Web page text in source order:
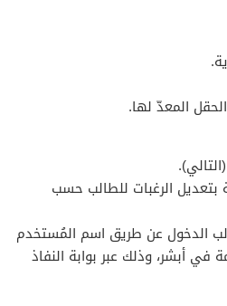
المعدّ لها.
بتعديل الرغبات للطالب حسب
الدخول عن طريق اسم المُستخدم
في أبشر، وذلك عبر بوابة النفاذ